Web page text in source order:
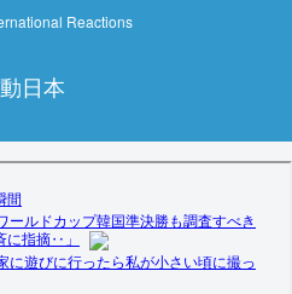
Reactions
日本